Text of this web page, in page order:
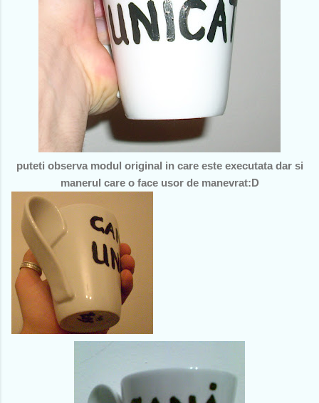
puteti observa modul original in care este executata dar si
manerul care o face usor de manevrat:D